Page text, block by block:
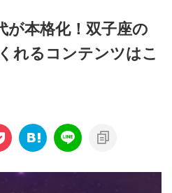
が本格化！双子座の
れるコンテンツはこ